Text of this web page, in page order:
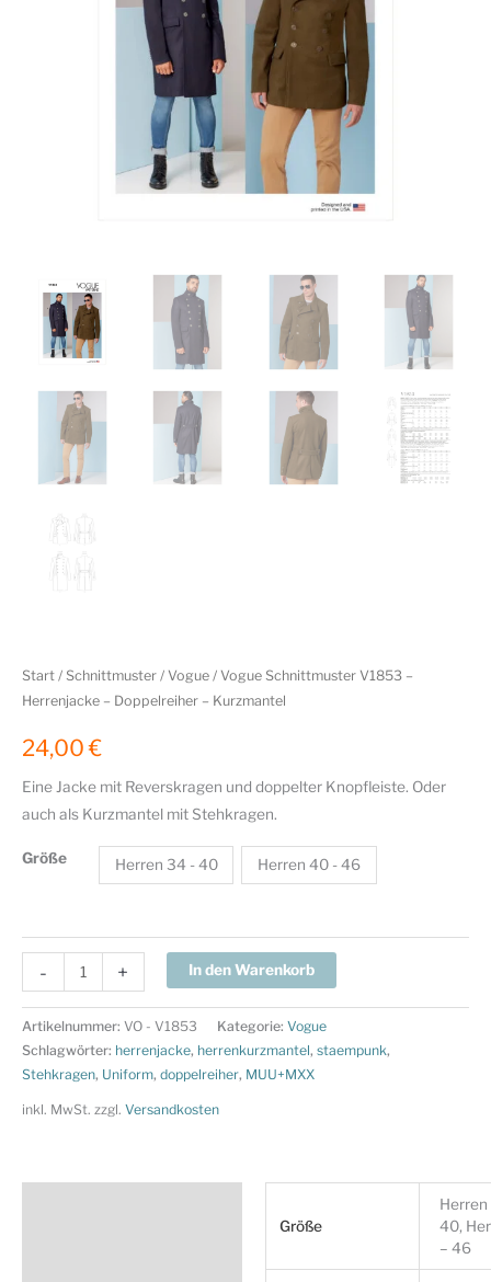
Start / Schnittmuster / Vogue / Vogue Schnittmuster V1853 –
Herrenjacke – Doppelreiher – Kurzmantel
24,00€
Eine Jacke mit Reverskragen und doppelter Knopfleiste. Oder
auch als Kurzmantel mit Stehkragen.
Größe Herren 34 - 40 Herren 40 - 46
-
Schnittmuster
V1853
-
Herrenjacke
-
Kurzmantel
+ In den Warenkorb
Artikelnummer: VO - V1853 Kategorie: Vogue
Schlagwörter: herrenjacke, herrenkurzmantel, staempunk,
Stehkragen, Uniform, doppelreiher, MUU+MXX
inkl. MwSt. zzgl. Versandkosten
Größe
40,
– 46